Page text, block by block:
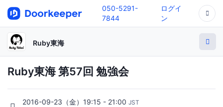
050-5291-
7844
ログイ
ン
Ruby東海
Ruby東海 第57回 勉強会
2016-09-23（金）19:15 - 21:00 JST